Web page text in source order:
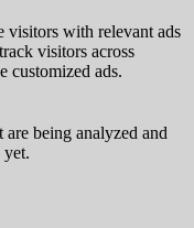
visitors with relevant ads
visitors across
customized ads.
are being analyzed and
yet.